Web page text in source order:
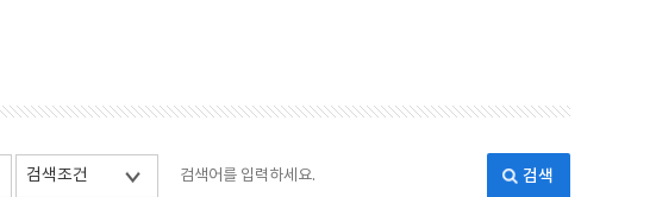
검색